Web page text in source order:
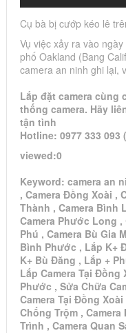
Cụ bà bị cướp kéo lê
Vụ việc xảy ra vào
phố Oakland (Bang
camera an ninh ghi lại,
Lắp đặt camera cùng
thống camera. Hãy
tận tình
Hotline: 0977 333 093
viewed:0
Keyword: camera an
, Camera Đồng Xoài ,
Thành , Camera Bình
Camera Phước Long
Phú , Camera Bù Gia
Bình Phước , Lắp K+
K+ Bù Đăng , Lắp +
Lắp Camera Tại Đồng
Phước , Sửa Chữa
Camera Tại Đồng
Chống Trộm , Camera
Trình , Camera Quan